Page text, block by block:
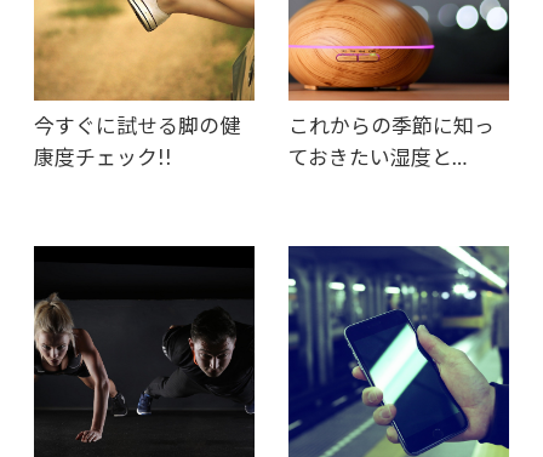
今すぐに試せる脚の健
康度チェック!!
これからの季節に知っ
ておきたい湿度と…